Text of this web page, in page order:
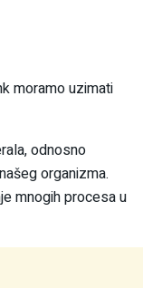
moramo uzimati
odnosno
organizma.
mnogih procesa u